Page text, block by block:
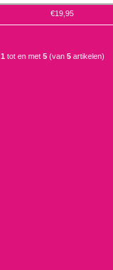
€19,95
1 tot en met 5 (van 5 artikelen)